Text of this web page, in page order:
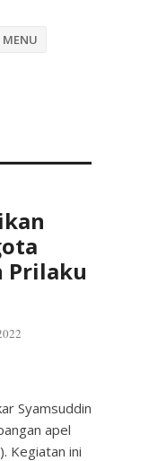
MENU
Prilaku
Syamsuddin
apel
Kegiatan ini